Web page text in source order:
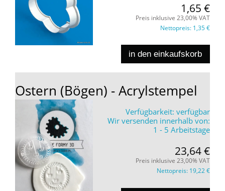
1,65 €
Preis inklusive 23,00% VAT
Nettopreis: 1,35 €
in den einkaufskorb
Ostern (Bögen) - Acrylstempel
Verfügbarkeit: verfügbar
Wir versenden innerhalb von:
1 - 5 Arbeitstage
23,64 €
Preis inklusive 23,00% VAT
Nettopreis: 19,22 €